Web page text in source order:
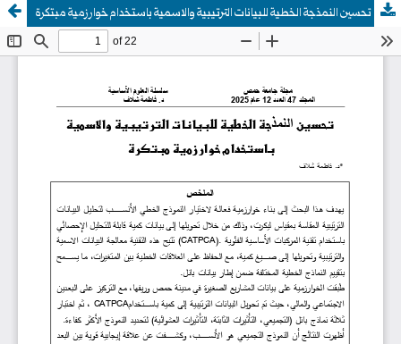
تحسين النمذجة الخطية للبيانات الترتيبية والاسمية باستخدام خوارزمية مبتكرة